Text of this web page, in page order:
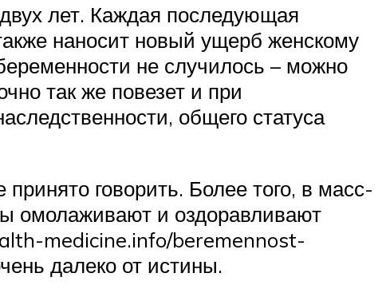
лет. Каждая последующая
наносит новый ущерб женскому
не случилось – можно
так же повезет и при
общего статуса
говорить. Более того, в масс-
омолаживают и оздоравливают
medicine.info/beremennost-
далеко от истины.